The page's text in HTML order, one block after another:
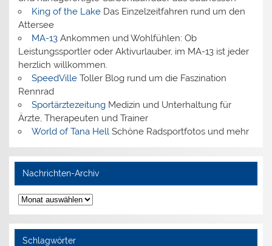
King of the LakeDas Einzelzeitfahren rund um den
Attersee
MA-13Ankommen und Wohlfühlen: Ob
Leistungssportler oder Aktivurlauber, im MA-13 ist jeder
herzlich willkommen.
SpeedVilleToller Blog rund um die Faszination
Rennrad
SportärztezeitungMedizin und Unterhaltung für
Ärzte, Therapeuten und Trainer
World of Tana HellSchöne Radsportfotos und mehr
Nachrichten-Archiv
Nachrichten-
Archiv
Schlagwörter